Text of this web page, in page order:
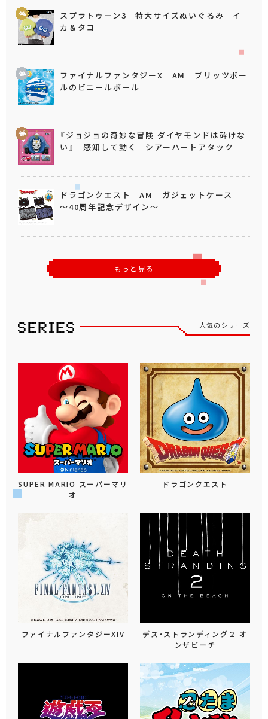
スプラトゥーン3 特大サイズぬいぐるみ イ
カ＆タコ
ファイナルファンタジーX AM ブリッツボー
ルのビニールボール
『ジョジョの奇妙な冒険 ダイヤモンドは砕けな
い』 感知して動く シアーハートアタック
ドラゴンクエスト AM ガジェットケース
～40周年記念デザイン～
もっと見る
人気のシリーズ
SUPER MARIO スーパーマリ
オ
ドラゴンクエスト
ファイナルファンタジーXIV
デス・ストランディング２ オ
ンザビーチ